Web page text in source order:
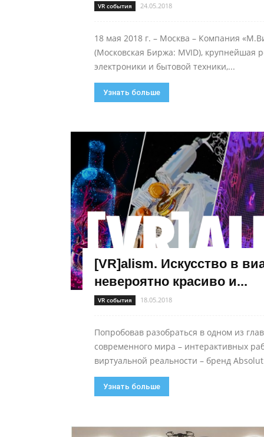
VR события 24.05.2018
18 мая 2018 г. – Москва – Компания
(Московская Биржа: MVID), крупнейшая
электроники и бытовой техники,...
Узнать больше
[VR]alism. Искусство в
невероятно красиво и...
VR события 18.05.2018
Попробовав разобраться в одном из
современного мира – интерактивных
виртуальной реальности – бренд
Узнать больше